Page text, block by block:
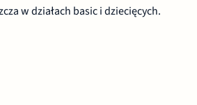
w działach basic i dziecięcych.